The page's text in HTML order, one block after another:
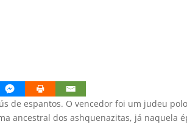
de espantos. O vencedor foi um judeu
ancestral dos ashquenazitas, já naquela